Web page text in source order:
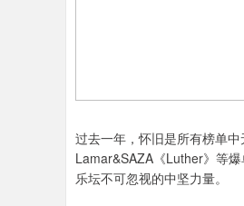
过去一年，怀旧是所有榜单
Lamar&SAZA《Luther》等
乐坛不可忽视的中坚力量。